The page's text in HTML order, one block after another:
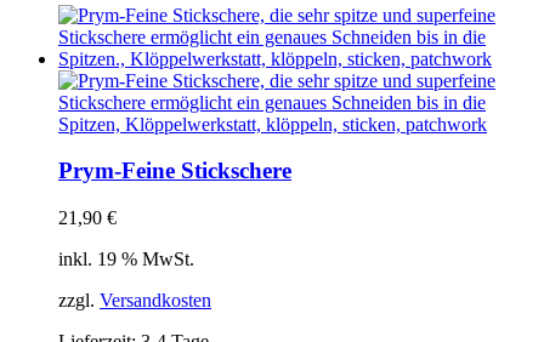
Prym-Feine Stickschere
21,90 €
inkl. 19 % MwSt.
zzgl. Versandkosten